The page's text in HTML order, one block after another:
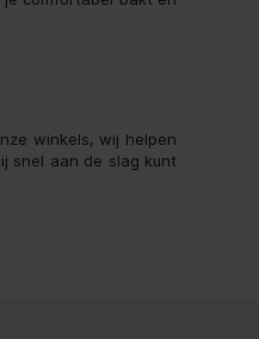
winkels, wij helpen
snel aan de slag kunt